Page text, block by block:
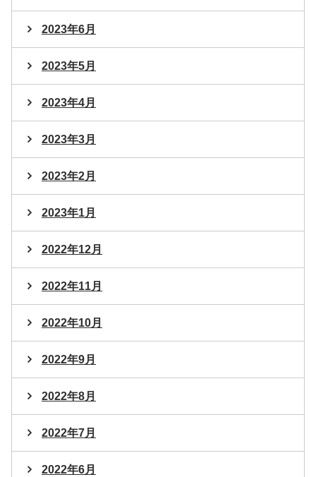
2023年6月
2023年5月
2023年4月
2023年3月
2023年2月
2023年1月
2022年12月
2022年11月
2022年10月
2022年9月
2022年8月
2022年7月
2022年6月